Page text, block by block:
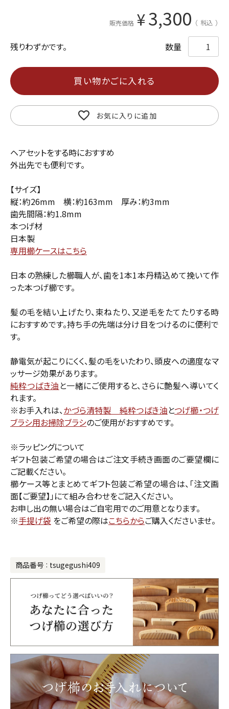
販売価格 ¥3,300 税込
残りわずかです。
お気に入りに追加
買い物かごに入れる
ヘアセットをする時におすすめ
外出先でも便利です。
【サイズ】
縦：約26mm 横：約163mm 厚み：約3mm
歯先間隔：約1.8mm
本つげ材
日本製
専用櫛ケースはこちら
日本の熟練した櫛職人が、歯を1本1本丹精込めて挽いて作
った本つげ櫛です。
髪の毛を結い上げたり、束ねたり、又逆毛をたてたりする時
におすすめです。持ち手の先端は分け目をつけるのに便利で
す。
静電気が起こりにくく、髪の毛をいたわり、頭皮への適度なマ
ッサージ効果があります。
純粋つばき油 と一緒にご使用すると、さらに艶髪へ導いてく
れます。
※お手入れは、かづら清特製 純粋つばき油とつげ櫛・つげ
ブラシ用お掃除ブラシのご使用がおすすめです。
※ラッピングについて
ギフト包装ご希望の場合はご注文手続き画面のご要望欄に
ご記載ください。
櫛ケース等とまとめてギフト包装ご希望の場合は、「注文画
面【ご要望】」にて組み合わせをご記入ください。
お申し出の無い場合はご自宅用でのご用意となります。
※手提げ袋 をご希望の際はこちらからご購入くださいませ。
商品番号 tsugegushi409